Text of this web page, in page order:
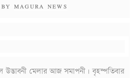
BY MAGURA NEWS
উদ্ভাবনী মেলার আজ সমাপনী। বৃহস্পতিবার